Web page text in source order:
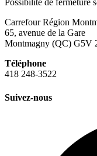
Possibilité de fermeture
Carrefour Région
65, avenue de la Gare
Montmagny (QC) G5V
Téléphone
418 248-3522
Suivez-nous